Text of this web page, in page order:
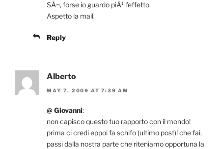
SÃ¬, forse io guardo piÃ¹ l’effetto.
Aspetto la mail.
Reply
Alberto
MAY 7, 2009 AT 7:39 AM
@ Giovanni:
non capisco questo tuo rapporto con il mondo!
prima ci credi eppoi fa schifo (ultimo post)! che fai,
passi dalla nostra parte che riteniamo opportuna la